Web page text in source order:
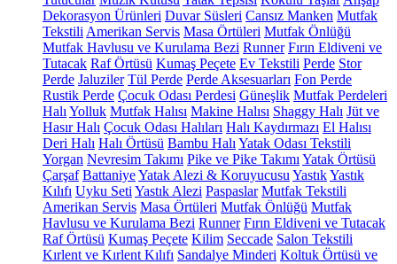
Dekorasyon Ürünleri Duvar Süsleri Cansız Manken Mutfak
Tekstili Amerikan Servis Masa Örtüleri Mutfak Önlüğü
Mutfak Havlusu ve Kurulama Bezi Runner Fırın Eldiveni ve
Tutacak Raf Örtüsü Kumaş Peçete Ev Tekstili Perde Stor
Perde Jaluziler Tül Perde Perde Aksesuarları Fon Perde
Rustik Perde Çocuk Odası Perdesi Güneşlik Mutfak Perdeleri
Halı Yolluk Mutfak Halısı Makine Halısı Shaggy Halı Jüt ve
Hasır Halı Çocuk Odası Halıları Halı Kaydırmazı El Halısı
Deri Halı Halı Örtüsü Bambu Halı Yatak Odası Tekstili
Yorgan Nevresim Takımı Pike ve Pike Takımı Yatak Örtüsü
Çarşaf BattaniyeYatak Alezi & Koruyucusu YastıkYastık
Kılıfı Uyku Seti Yastık Alezi Paspaslar Mutfak Tekstili
Amerikan Servis Masa Örtüleri Mutfak Önlüğü Mutfak
Havlusu ve Kurulama Bezi Runner Fırın Eldiveni ve Tutacak
Raf Örtüsü Kumaş Peçete Kilim Seccade Salon Tekstili
Kırlent ve Kırlent Kılıfı Sandalye Minderi Koltuk Örtüsü ve